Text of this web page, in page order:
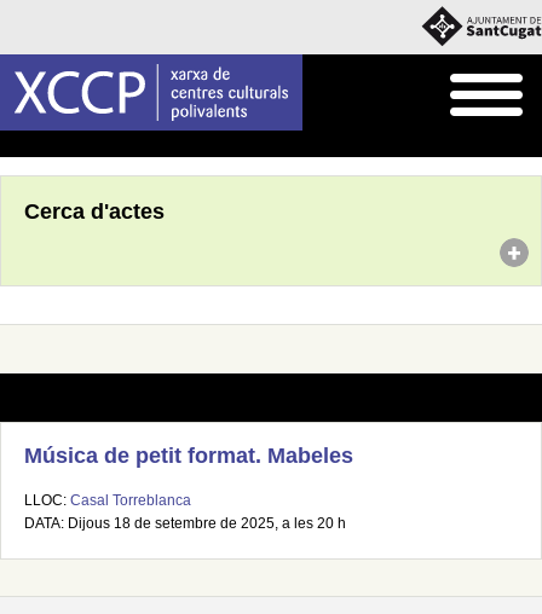
Cerca d'actes
Música de petit format. Mabeles
LLOC: Casal Torreblanca
DATA: Dijous 18 de setembre de 2025, a les 20 h